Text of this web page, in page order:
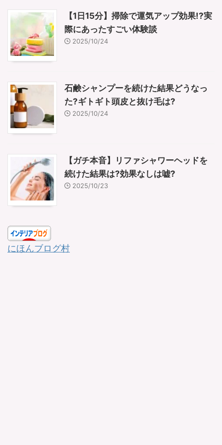
【1日15分】掃除で運気アップ効果!?実
際にあったすごい体験談
2025/10/24
石鹸シャンプーを続けた結果どうなっ
た?ギトギト頭皮と抜け毛は?
2025/10/24
【ガチ本音】リファシャワーヘッドを
続けた結果は?効果なしは嘘?
2025/10/23
にほんブログ村